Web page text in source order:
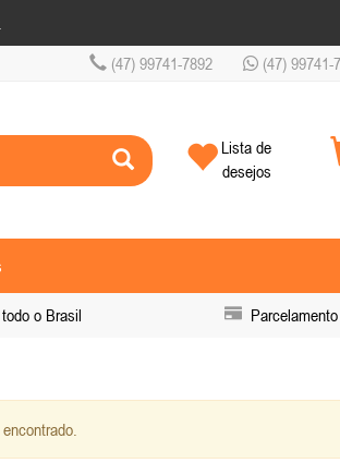
(47) 99741-7892 (47) 99741-
Lista de
desejos
o Brasil